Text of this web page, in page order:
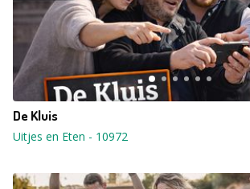
De Kluis
Uitjes en Eten - 10972